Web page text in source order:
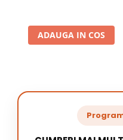
ADAUGA IN COS